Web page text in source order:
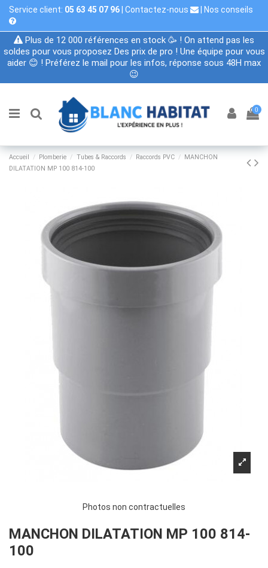
Service client: 05 63 45 07 96 Contactez-nous Nos conseils
Plus de 12 000 références en stock 🥳 ! On attend pas les
soldes pour vous proposez Des prix de pro ! Une équipe pour vous
aider 😊 ! Préférez le mail pour les infos, réponse sous 48H max
😉
0
Accueil Plomberie Tubes & Raccords Raccords PVC
MANCHON
DILATATION MP 100 814-100
Photos non contractuelles
MANCHON DILATATION MP 100 814-
100